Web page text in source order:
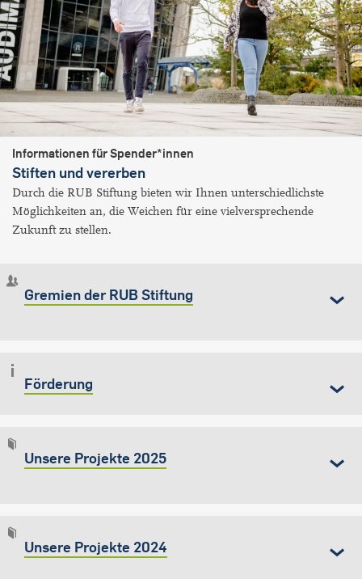
Informationen für Spender*innen
Stiften und vererben
Durch die RUB Stiftung bieten wir Ihnen unterschiedlichste
Möglichkeiten an, die Weichen für eine vielversprechende
Zukunft zu stellen.
Gremien der RUB Stiftung
Förderung
Unsere Projekte 2025
Unsere Projekte 2024